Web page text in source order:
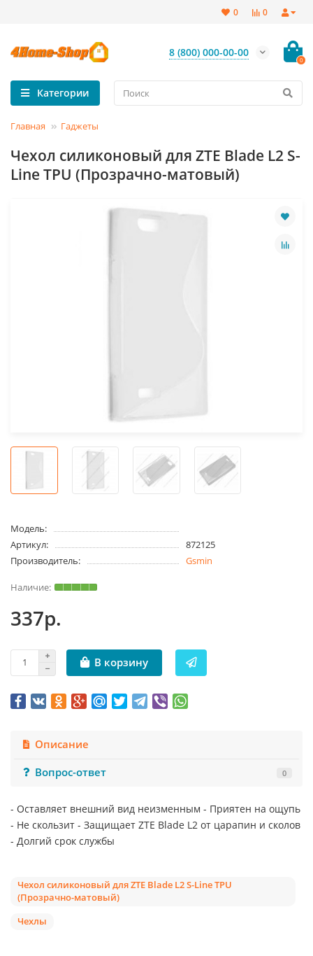
0
0
8 (800) 000-00-00
0
Категории
Главная Гаджеты
Чехол силиконовый для ZTE Blade L2 S-
Line TPU (Прозрачно-матовый)
Модель:
Артикул:
872125
Производитель:
Gsmin
337р.
В корзину
Описание
Вопрос-ответ
0
- Оставляет внешний вид неизменным - Приятен на ощупь
- Не скользит - Защищает ZTE Blade L2 от царапин и сколов
- Долгий срок службы
Чехол силиконовый для ZTE Blade L2 S-Line TPU
(Прозрачно-матовый)
Чехлы